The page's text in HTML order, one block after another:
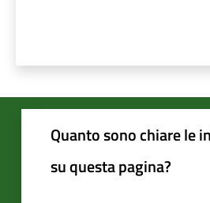
Quanto sono chiare le
su questa pagina?